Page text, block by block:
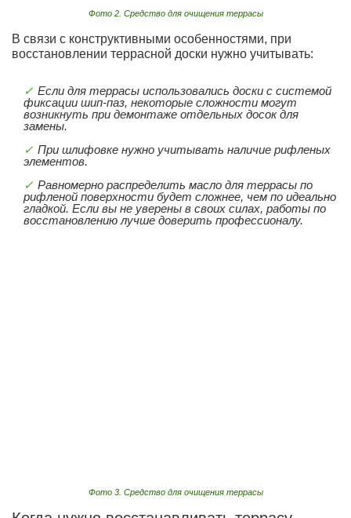
Фото 2. Средство для очищения террасы
В связи с конструктивными особенностями, при
восстановлении террасной доски нужно учитывать:
Если для террасы использовались доски с системой
фиксации шип-паз, некоторые сложности могут
возникнуть при демонтаже отдельных досок для
замены.
При шлифовке нужно учитывать наличие рифленых
элементов.
Равномерно распределить масло для террасы по
рифленой поверхности будет сложнее, чем по идеально
гладкой. Если вы не уверены в своих силах, работы по
восстановлению лучше доверить профессионалу.
Фото 3. Средство для очищения террасы